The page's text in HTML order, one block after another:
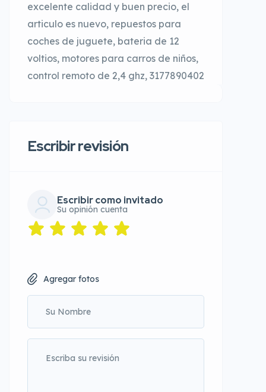
excelente calidad y buen precio, el
articulo es nuevo, repuestos para
coches de juguete, bateria de 12
voltios, motores para carros de niños,
control remoto de 2,4 ghz, 3177890402
Escribir revisión
Escribir como invitado
Su opinión cuenta
Agregar fotos